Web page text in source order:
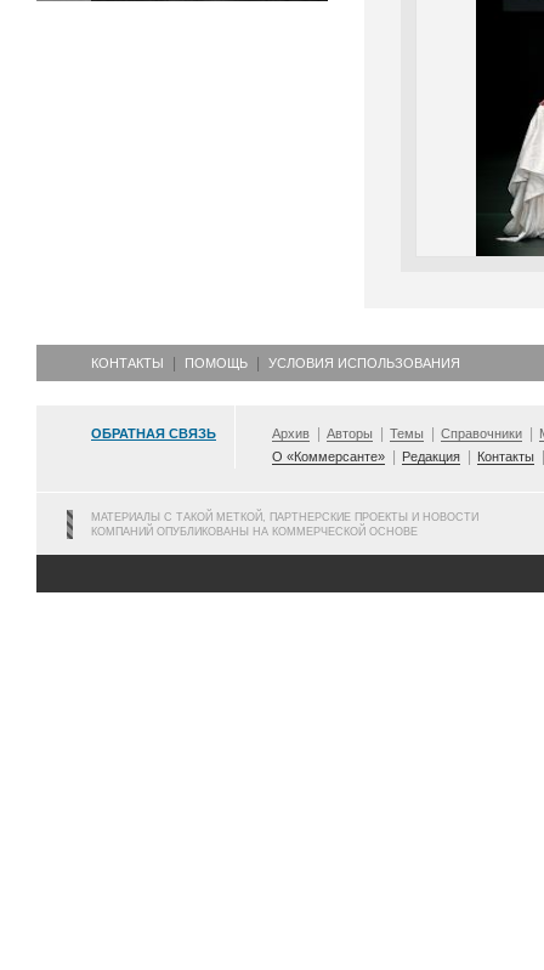
КОНТАКТЫ ПОМОЩЬ УСЛОВИЯ ИСПОЛЬЗОВАНИЯ
ОБРАТНАЯ СВЯЗЬ Архив Авторы Темы Справочники
О «Коммерсанте»
Редакция Контакты
МАТЕРИАЛЫ С ТАКОЙ МЕТКОЙ, ПАРТНЕРСКИЕ ПРОЕКТЫ И НОВОСТИ
КОМПАНИЙ ОПУБЛИКОВАНЫ НА КОММЕРЧЕСКОЙ ОСНОВЕ